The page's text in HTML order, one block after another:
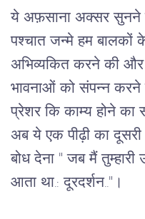
ये अफ़साना अक्सर सुनने
पश्चात जन्मे हम बालकों
अभिव्यकित करने की
भावनाओं को संपन्न
प्रेशर कि काम्य होने
अब ये एक पीढ़ी का
बोध देना " जब मैं
आता था.: दूरदर्शन.."।